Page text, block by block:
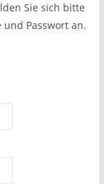
Sie sich bitte
Passwort an.